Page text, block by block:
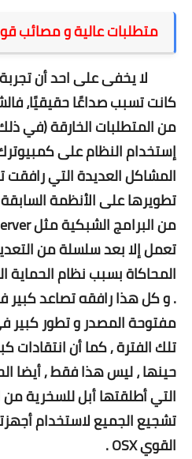
متطلبات عالية و مصائب
لا يخفى على احد أن تجربة
كانت تسبب صداعًا حقيقيًا،
من المتطلبات الخارقة (في
إستخدام النظام على
المشاكل العديدة التي رافقت
تطويرها على الأنظمة
تعمل إلا بعد سلسلة من
المحاكاة بسبب نظام
. و كل هذا رافقه تصاعد كبير
مفتوحة المصدر و تطور
تلك الفترة , كما أن انتقادات
حينها ، ليس هذا فقط , أيضا
التي أطلقتها أبل للسخرية
تشجيع الجميع لاستخدام
القوي OSX .